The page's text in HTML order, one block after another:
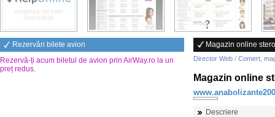
Rezervări bilete avion
Rezervă-ți acum biletul de avion prin AirWay.ro la un
preț redus.
Magazin online
Director Web / Comert,
Magazin online
Descriere